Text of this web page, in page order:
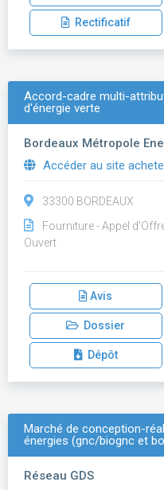
Rectificatif
Accord-cadre multi-
d'énergie verte
Bordeaux Métropole
Accéder au site
33300 BORDEAUX
Fourniture - Appel
Ouvert
Avis
Dossier
Dépôt
Marché de conception-
énergies (gnc/biognc et
Réseau GDS